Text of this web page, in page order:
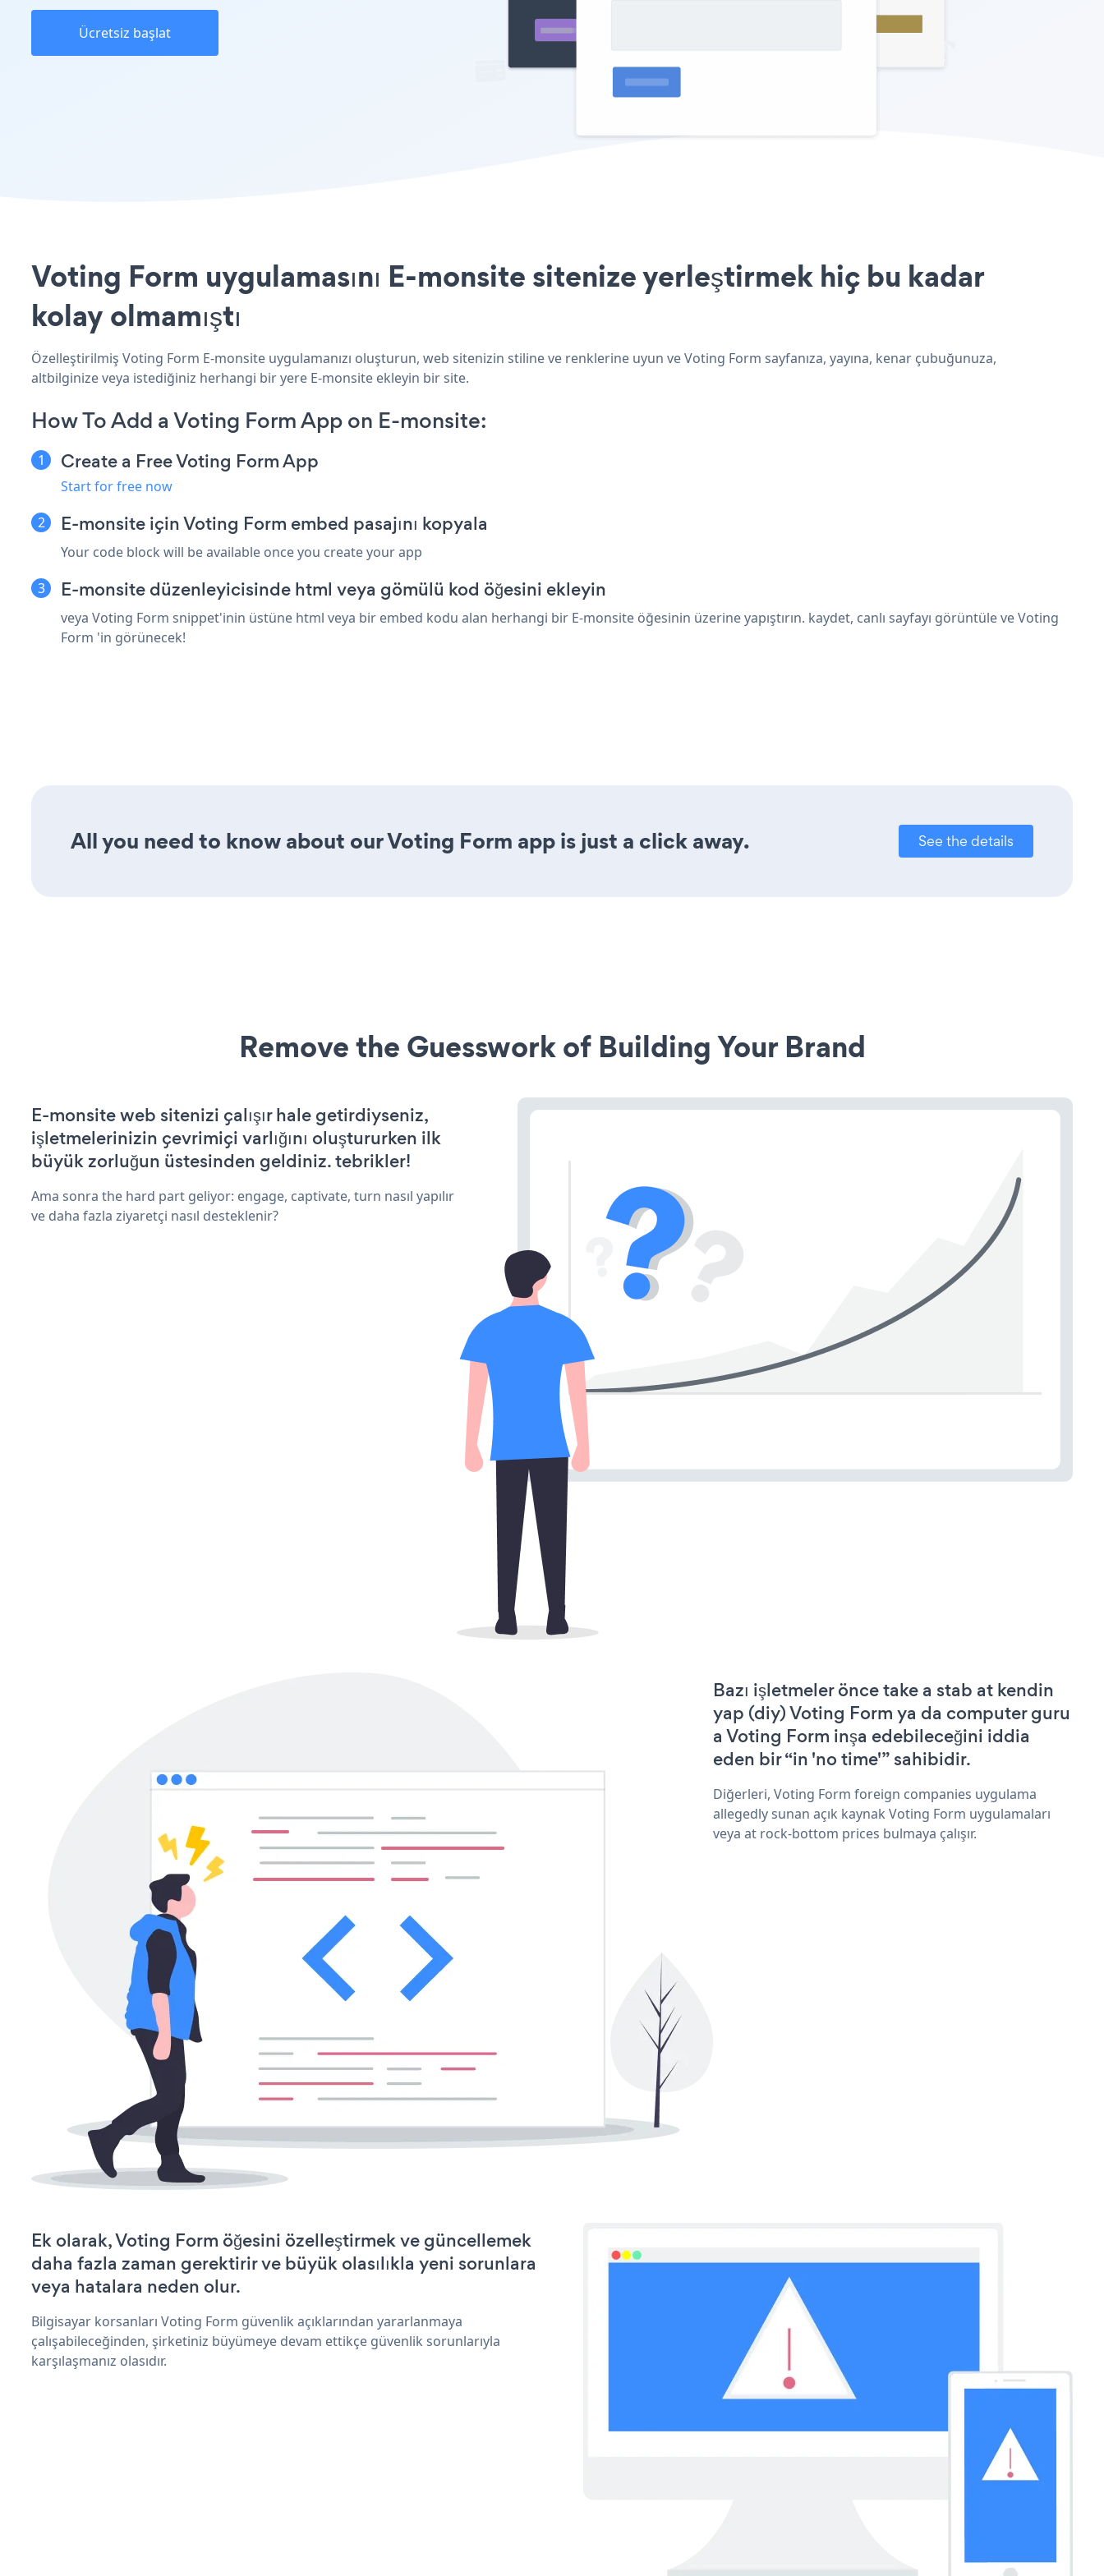
Ücretsiz başlat
Voting Form uygulamasını E-monsite sitenize yerleştirmek hiç bu kadar
kolay olmamıştı
Özelleştirilmiş Voting Form E-monsite uygulamanızı oluşturun, web sitenizin stiline ve renklerine uyun ve Voting Form sayfanıza, yayına, kenar çubuğunuza,
altbilginize veya istediğiniz herhangi bir yere E-monsite ekleyin bir site.
How To Add a Voting Form App on E-monsite:
Create a Free Voting Form App
Start for free now
E-monsite için Voting Form embed pasajını kopyala
Your code block will be available once you create your app
E-monsite düzenleyicisinde html veya gömülü kod öğesini ekleyin
veya Voting Form snippet'inin üstüne html veya bir embed kodu alan herhangi bir E-monsite öğesinin üzerine yapıştırın. kaydet, canlı sayfayı görüntüle ve Voting
Form 'in görünecek!
All you need to know about our Voting Form app is just a click away. See the details
Remove the Guesswork of Building Your Brand
E-monsite web sitenizi çalışır hale getirdiyseniz,
işletmelerinizin çevrimiçi varlığını oluştururken ilk
büyük zorluğun üstesinden geldiniz. tebrikler!
Ama sonra the hard part geliyor: engage, captivate, turn nasıl yapılır
ve daha fazla ziyaretçi nasıl desteklenir?
Bazı işletmeler önce take a stab at kendin
yap (diy) Voting Form ya da computer guru
a Voting Form inşa edebileceğini iddia
eden bir “in 'no time'” sahibidir.
Diğerleri, Voting Form foreign companies uygulama
allegedly sunan açık kaynak Voting Form uygulamaları
veya at rock-bottom prices bulmaya çalışır.
Ek olarak, Voting Form öğesini özelleştirmek ve güncellemek
daha fazla zaman gerektirir ve büyük olasılıkla yeni sorunlara
veya hatalara neden olur.
Bilgisayar korsanları Voting Form güvenlik açıklarından yararlanmaya
çalışabileceğinden, şirketiniz büyümeye devam ettikçe güvenlik sorunlarıyla
karşılaşmanız olasıdır.